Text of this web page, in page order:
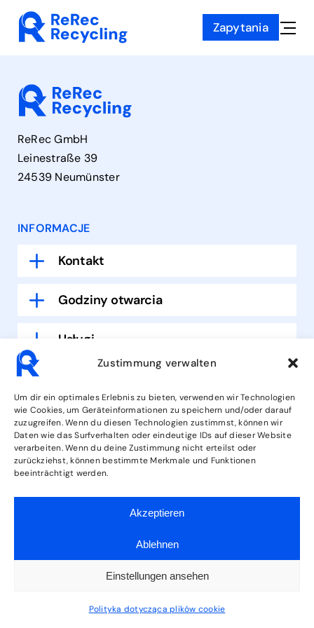
Zustimmung verwalten
Um dir ein optimales Erlebnis zu bieten, verwenden wir Technologien
wie Cookies, um Geräteinformationen zu speichern und/oder darauf
zuzugreifen. Wenn du diesen Technologien zustimmst, können wir
Daten wie das Surfverhalten oder eindeutige IDs auf dieser Website
verarbeiten. Wenn du deine Zustimmung nicht erteilst oder
zurückziehst, können bestimmte Merkmale und Funktionen
beeinträchtigt werden.
Akzeptieren
Ablehnen
Einstellungen ansehen
Polityka dotycząca plików cookie
content
Zapytania
Toggle
ReRec GmbH
Leinestraße 39
24539 Neumünster
INFORMACJE
Kontakt
Godziny otwarcia
Usługi
ŚLEDŹ NAS
Informacje